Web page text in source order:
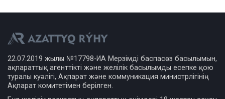
22.07.2019 жылғы №17798-ИА Мерзімді баспасөз басылымын,
ақпараттық агенттікті және желілік басылымды есепке қою
туралы куәлігі, Ақпарат және коммуникация министрлігінің
Ақпарат комитетімен берілген.